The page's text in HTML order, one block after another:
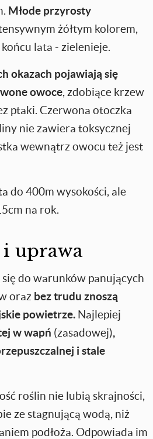
Młode przyrosty
żółtym kolorem,
lata - zielenieje.
okazach pojawiają się
owoce, zdobiące krzew
ptaki. Czerwona otoczka
nie zawiera toksycznej
wewnątrz owocu też jest
do 400m wysokości, ale
na rok.
i uprawa
do warunków panujących
oraz bez trudu znoszą
powietrze. Najlepiej
w wapń (zasadowej),
i stale
roślin nie lubią skrajności,
ze stagnującą wodą, niż
podłoża. Odpowiada im